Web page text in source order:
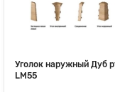
Уголок наружный Дуб
LM55